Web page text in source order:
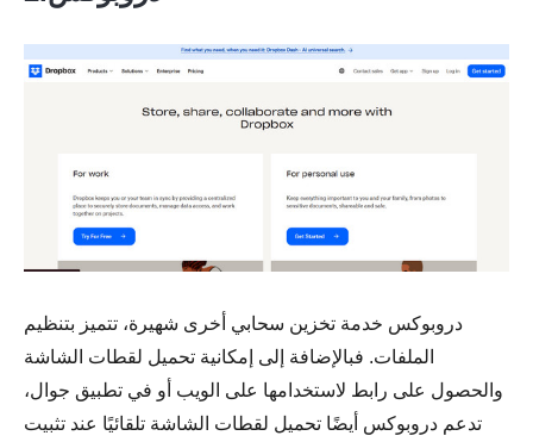
الخطوة 1.
دروبوكس خدمة تخزين سحابي أخرى شهيرة، تتميز بتنظيم
الملفات. فبالإضافة إلى إمكانية تحميل لقطات الشاشة
والحصول على رابط لاستخدامها على الويب أو في تطبيق جوال،
تدعم دروبوكس أيضًا تحميل لقطات الشاشة تلقائيًا عند تثبيت